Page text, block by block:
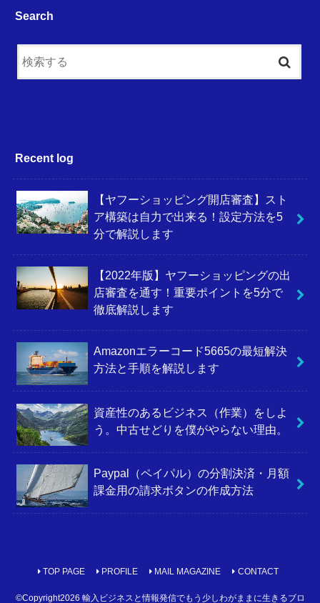
Search
Recent log
【ヤフーショッピング開店審査】スト
ア構築は自力で出来る！設定方法を5
分で解説します
【2022年版】ヤフーショッピングの出
店審査を通す！重要ポイントを5分で
徹底解説します
Amazonエラーコード5665の最短解決
方法と手順を解説します
資産性のあるビジネス（作業）をしよ
う。中古せどりを僕がやらない理由。
Paypal（ペイパル）の分割決済・月額
課金用の請求ボタンの作成方法
TOP PAGE PROFILE MAIL MAGAZINE CONTACT
©Copyright2026 輸入ビジネスと情報発信でもう少しわがままに生きるブロ